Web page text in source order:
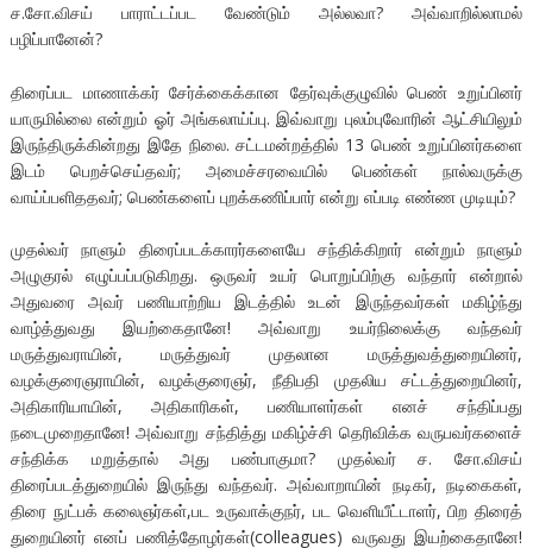
ச.சோ.விசய் பாராட்டப்பட வேண்டும் அல்லவா? அவ்வாறில்லாமல்
பழிப்பானேன்?
திரைப்பட மாணாக்கர் சேர்க்கைக்கான தேர்வுக்குழுவில் பெண் உறுப்பினர்
யாருமில்லை என்றும் ஓர் அங்கலாய்ப்பு. இவ்வாறு புலம்புவோரின் ஆட்சியிலும்
இருந்திருக்கின்றது இதே நிலை. சட்டமன்றத்தில் 13 பெண் உறுப்பினர்களை
இடம் பெறச்செய்தவர்; அமைச்சரவையில் பெண்கள் நால்வருக்கு
வாய்ப்பளிததவர்; பெண்களைப் புறக்கணிப்பார் என்று எப்படி எண்ண முடியும்?
முதல்வர் நாளும் திரைப்படக்காரர்களையே சந்திக்கிறார் என்றும் நாளும்
அழுகுரல் எழுப்பப்படுகிறது. ஒருவர் உயர் பொறுப்பிற்கு வந்தார் என்றால்
அதுவரை அவர் பணியாற்றிய இடத்தில் உடன் இருந்தவர்கள் மகிழ்ந்து
வாழ்த்துவது இயற்கைதானே! அவ்வாறு உயர்நிலைக்கு வந்தவர்
மருத்துவராயின், மருத்துவர் முதலான மருத்துவத்துறையினர்,
வழக்குரைஞராயின், வழக்குரைஞர், நீதிபதி முதலிய சட்டத்துறையினர்,
அதிகாரியாயின், அதிகாரிகள், பணியாளர்கள் எனச் சந்திப்பது
நடைமுறைதானே! அவ்வாறு சந்தித்து மகிழ்ச்சி தெரிவிக்க வருபவர்களைச்
சந்திக்க மறுத்தால் அது பண்பாகுமா? முதல்வர் ச. சோ.விசய்
திரைப்படத்துறையில் இருந்து வந்தவர். அவ்வாறாயின் நடிகர், நடிகைகள்,
திரை நுட்பக் கலைஞர்கள்,பட உருவாக்குநர், பட வெளியீட்டாளர், பிற திரைத்
துறையினர் எனப் பணித்தோழர்கள்(colleagues) வருவது இயற்கைதானே!